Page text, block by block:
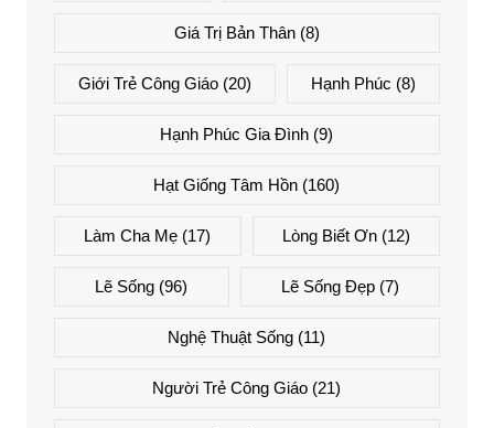
Giá Trị Bản Thân(8)
Giới Trẻ Công Giáo(20) Hạnh Phúc (8)
Hạnh Phúc Gia Đình (9)
Hạt Giống Tâm Hồn (160)
Làm Cha Mẹ (17) Lòng Biết Ơn(12)
Lẽ Sống (96) Lẽ Sống Đẹp(7)
Nghệ Thuật Sống (11)
Người Trẻ Công Giáo (21)